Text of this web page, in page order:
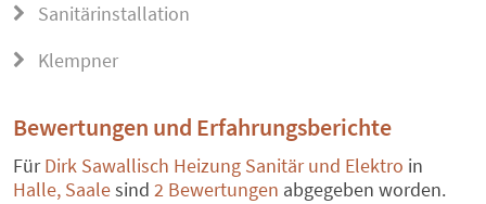
Sanitärinstallation
Klempner
Bewertungen und Erfahrungsberichte
FürDirk Sawallisch Heizung Sanitär und Elektro in
Halle, Saalesind 2 Bewertungen abgegeben worden.